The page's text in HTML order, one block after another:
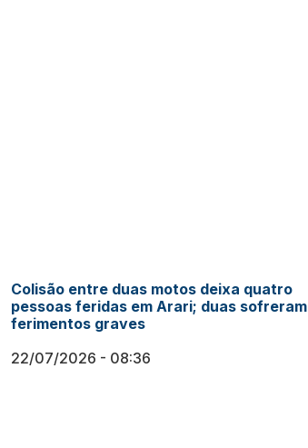
Colisão entre duas motos deixa quatro
pessoas feridas em Arari; duas sofreram
ferimentos graves
22/07/2026
08:36